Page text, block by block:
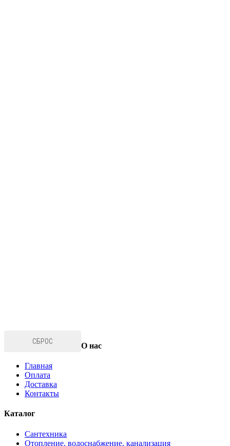
СБРОС
О нас
Главная
Оплата
Доставка
Контакты
Каталог
Сантехника
Отопление, водоснабжение, канализация